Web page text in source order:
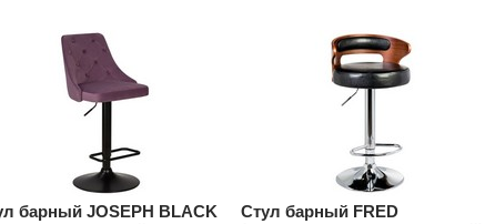
барный JOSEPH BLACK
Стул барный FRED